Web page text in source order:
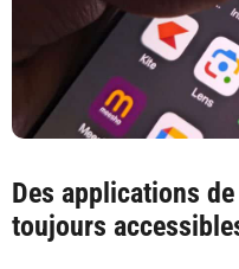
Des applications
toujours